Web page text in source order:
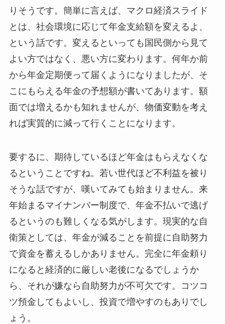
りそうです。簡単に言えば、マクロ経済スライド
とは、社会環境に応じて年金支給額を変えるよ、
という話です。変えるといっても国民側から見て
よい方ではなく、悪い方に変わります。何年か前
から年金定期便って届くようになりましたが、そ
こにもらえる年金の予想額が書いてあります。額
面では増えるかも知れませんが、物価変動を考え
れば実質的に減って行くことになります。
要するに、期待しているほど年金はもらえなくな
るということですね。若い世代ほど不利益を被り
そうな話ですが、嘆いてみても始まりません。来
年始まるマイナンバー制度で、年金不払いで逃げ
るというのも難しくなる気がします。現実的な自
衛策としては、年金が減ることを前提に自助努力
で資金を蓄えるしかありません。完全に年金頼り
になると経済的に厳しい老後になるでしょうか
ら、それが嫌なら自助努力が不可欠です。コツコ
ツ預金してもよいし、投資で増やすのもありでし
ょう。